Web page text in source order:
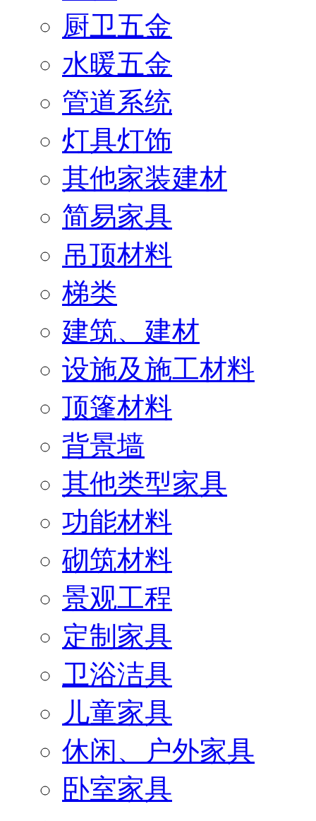
厨卫五金
水暖五金
管道系统
灯具灯饰
其他家装建材
简易家具
吊顶材料
梯类
建筑、建材
设施及施工材料
顶篷材料
背景墙
其他类型家具
功能材料
砌筑材料
景观工程
定制家具
卫浴洁具
儿童家具
休闲、户外家具
卧室家具